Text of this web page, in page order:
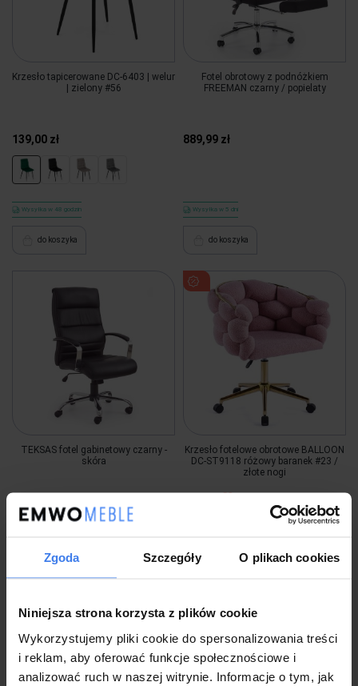
Zgoda Szczegóły O plikach cookies
Niniejsza strona korzysta z plików cookie
Wykorzystujemy pliki cookie do spersonalizowania treści
i reklam, aby oferować funkcje społecznościowe i
analizować ruch w naszej witrynie. Informacje o tym, jak
Krzesło tapicerowane DC-6403 | welur
| zielony #56
139,00 zł
Wysyłka w 48 godzin
do koszyka
Fotel obrotowy z podnóżkiem
FREEMAN czarny / popielaty
889,99 zł
Wysyłka w 5 dni
do koszyka
TEKSAS fotel gabinetowy czarny -
skóra
1 483,99 zł
do koszyka
Krzesło fotelowe obrotowe BALLOON
DC-ST9118 różowy baranek #23 /
złote nogi
do koszyka